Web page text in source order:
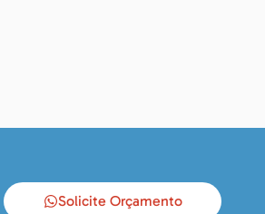
Solicite Orçamento